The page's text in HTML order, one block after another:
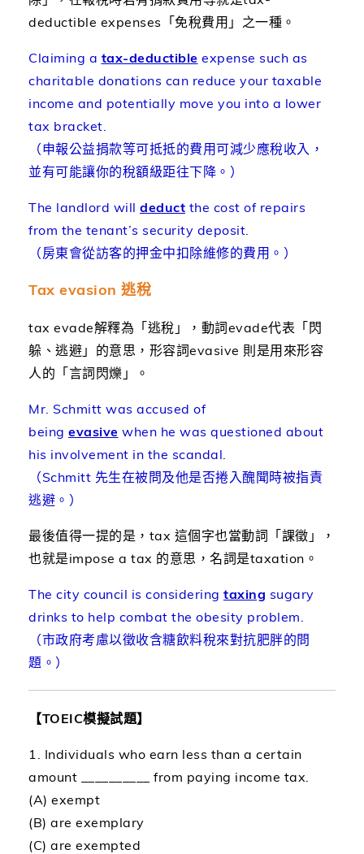
deductible expenses「免稅費用」之一種。
Claiming a tax-deductible expense such as
charitable donations can reduce your taxable
income and potentially move you into a lower
tax bracket.
（申報公益捐款等可抵抵的費用可減少應稅收入，
並有可能讓你的稅額級距往下降。）
The landlord will deduct the cost of repairs
from the tenant’s security deposit.
（房東會從訪客的押金中扣除維修的費用。）
Tax evasion 逃稅
tax evade解釋為「逃稅」，動詞evade代表「閃
躲、逃避」的意思，形容詞evasive 則是用來形容
人的「言詞閃爍」。
Mr. Schmitt was accused of
being evasive when he was questioned about
his involvement in the scandal.
（Schmitt 先生在被問及他是否捲入醜聞時被指責
逃避。）
最後值得一提的是，tax 這個字也當動詞「課徵」，
也就是impose a tax 的意思，名詞是taxation。
The city council is considering taxing sugary
drinks to help combat the obesity problem.
（市政府考慮以徵收含糖飲料稅來對抗肥胖的問
題。）
【TOEIC模擬試題】
1. Individuals who earn less than a certain
amount __________ from paying income tax.
(A) exempt
(B) are exemplary
(C) are exempted